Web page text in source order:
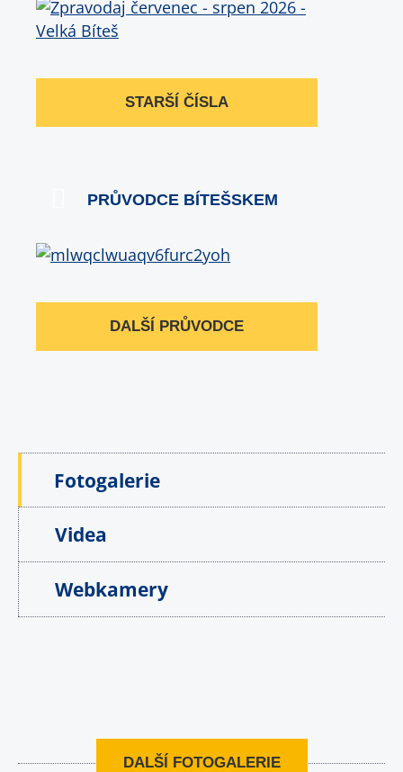
STARŠÍ ČÍSLA
PRŮVODCE BÍTEŠSKEM
DALŠÍ PRŮVODCE
Fotogalerie
Videa
Webkamery
DALŠÍ FOTOGALERIE